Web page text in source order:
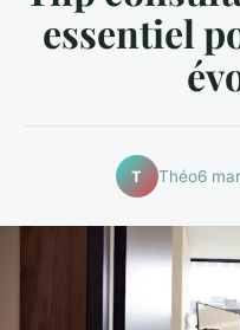
essentiel
T Théo6